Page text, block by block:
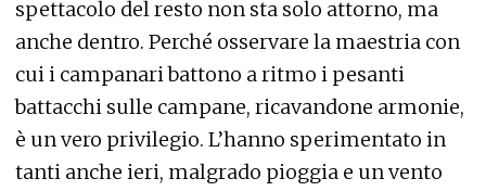
spettacolo del resto non sta solo attorno, ma
anche dentro. Perché osservare la maestria con
cui i campanari battono a ritmo i pesanti
battacchi sulle campane, ricavandone armonie,
è un vero privilegio. L’hanno sperimentato in
tanti anche ieri, malgrado pioggia e un vento